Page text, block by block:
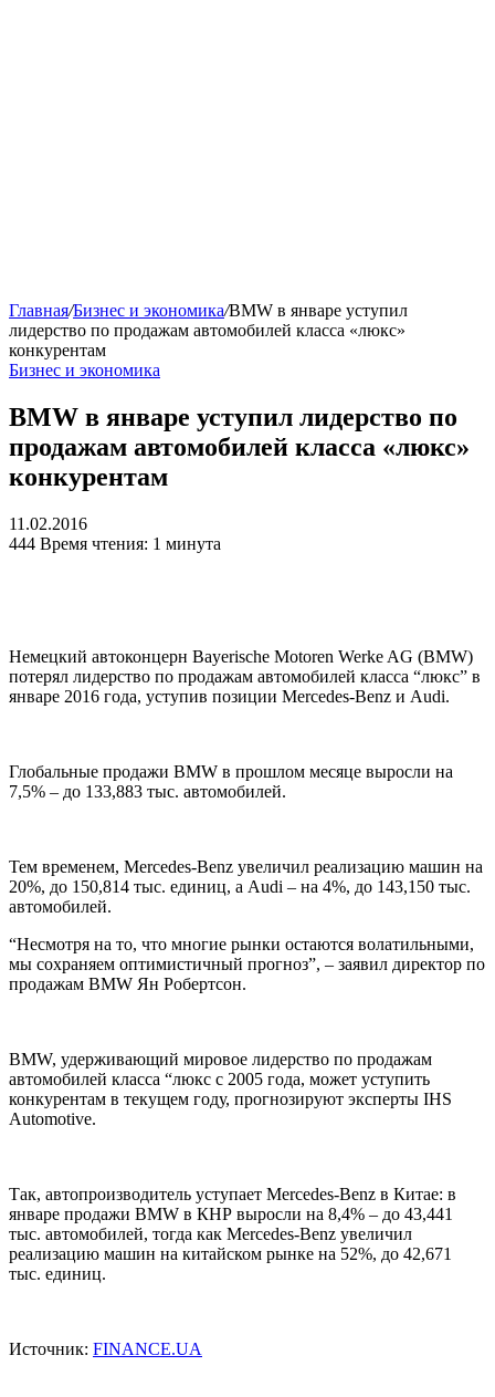
Главная/Бизнес и экономика/BMW в январе уступил
лидерство по продажам автомобилей класса «люкс»
конкурентам
Бизнес и экономика
BMW в январе уступил лидерство по
продажам автомобилей класса «люкс»
конкурентам
11.02.2016
444 Время чтения: 1 минута
Немецкий автоконцерн Bayerische Motoren Werke AG (BMW)
потерял лидерство по продажам автомобилей класса “люкс” в
январе 2016 года, уступив позиции Mercedes-Benz и Audi.
Глобальные продажи BMW в прошлом месяце выросли на
7,5% – до 133,883 тыс. автомобилей.
Тем временем, Mercedes-Benz увеличил реализацию машин на
20%, до 150,814 тыс. единиц, а Audi – на 4%, до 143,150 тыс.
автомобилей.
“Несмотря на то, что многие рынки остаются волатильными,
мы сохраняем оптимистичный прогноз”, – заявил директор по
продажам BMW Ян Робертсон.
BMW, удерживающий мировое лидерство по продажам
автомобилей класса “люкс с 2005 года, может уступить
конкурентам в текущем году, прогнозируют эксперты IHS
Automotive.
Так, автопроизводитель уступает Mercedes-Benz в Китае: в
январе продажи BMW в КНР выросли на 8,4% – до 43,441
тыс. автомобилей, тогда как Mercedes-Benz увеличил
реализацию машин на китайском рынке на 52%, до 42,671
тыс. единиц.
Источник: FINANCE.UA